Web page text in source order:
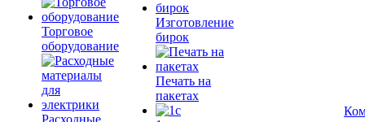
Торговое
оборудование
Расходные
Изготовление
бирок
Печать на
пакетах